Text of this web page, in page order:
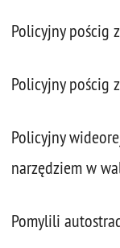
Policyjny pościg
Policyjny pościg
Policyjny
narzędziem w
Pomylili